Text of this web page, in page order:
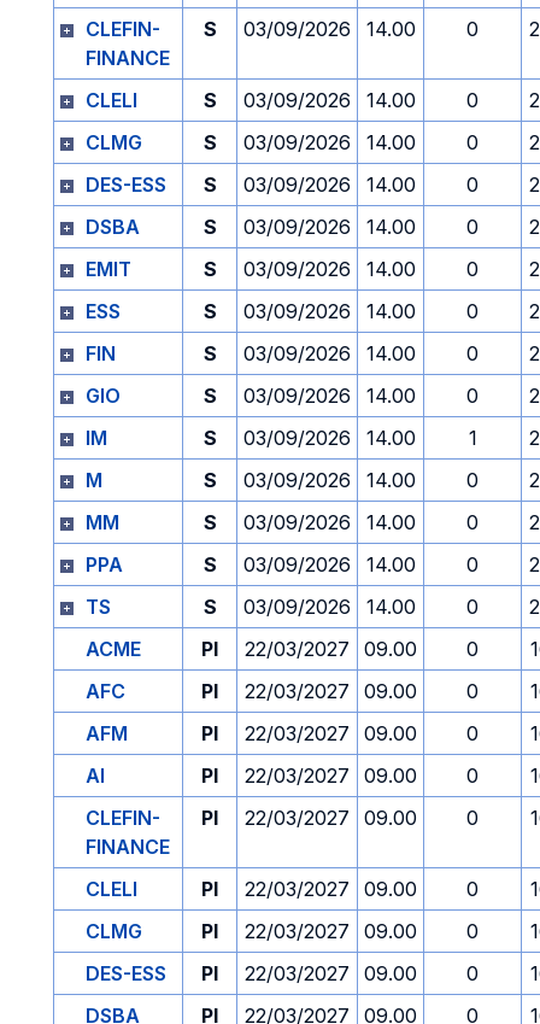
CLEFIN-
FINANCE
S 03/09/2026 14.00 0
CLELI S 03/09/2026 14.00 0
CLMG
S 03/09/2026 14.00 0
DES-ESS
S 03/09/2026 14.00 0
DSBA
S 03/09/2026 14.00 0
EMIT
S 03/09/2026 14.00 0
ESS
S 03/09/2026 14.00 0
FIN
S 03/09/2026 14.00 0
GIO
S 03/09/2026 14.00 0
IM
S 03/09/2026 14.00 1
M
S 03/09/2026 14.00 0
MM
S 03/09/2026 14.00 0
PPA
S 03/09/2026 14.00 0
TS
S 03/09/2026 14.00 0
ACME
PI 22/03/2027 09.00 0
AFC
PI 22/03/2027 09.00 0
AFM
PI 22/03/2027 09.00 0
AI
PI 22/03/2027 09.00 0
CLEFIN-
FINANCE
PI 22/03/2027 09.00 0
CLELI PI 22/03/2027 09.00 0
CLMG
PI 22/03/2027 09.00 0
DES-ESS
PI 22/03/2027 09.00 0
DSBA
PI 22/03/2027 09.00 0